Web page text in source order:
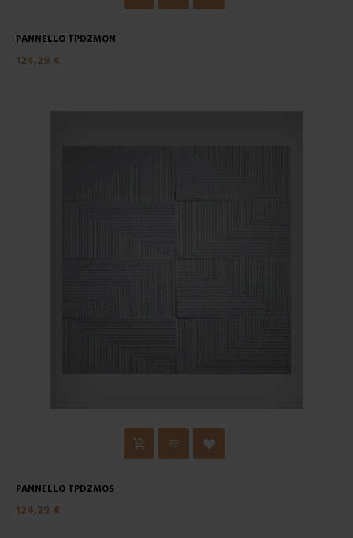
PANNELLO TPDZMON
124,29 €
PANNELLO TPDZMOS
124,29 €